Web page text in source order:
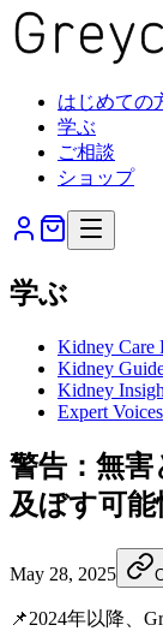
はじめての
学ぶ
ご相談
ショップ
学ぶ
Kidney Care
Kidney
Kidney
Expert Voices
警告：無
及ぼす可
May 28, 2025
📌2024年以降、